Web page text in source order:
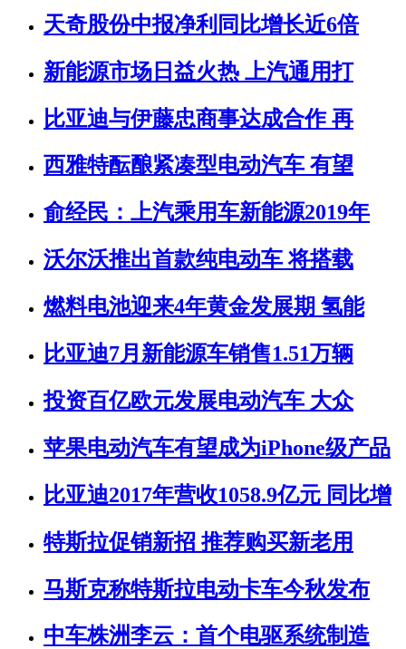
天奇股份中报净利同比增长近6倍
新能源市场日益火热 上汽通用打
比亚迪与伊藤忠商事达成合作 再
西雅特酝酿紧凑型电动汽车 有望
俞经民：上汽乘用车新能源2019年
沃尔沃推出首款纯电动车 将搭载
燃料电池迎来4年黄金发展期 氢能
比亚迪7月新能源车销售1.51万辆
投资百亿欧元发展电动汽车 大众
苹果电动汽车有望成为iPhone级产品
比亚迪2017年营收1058.9亿元 同比增
特斯拉促销新招 推荐购买新老用
马斯克称特斯拉电动卡车今秋发布
中车株洲李云：首个电驱系统制造